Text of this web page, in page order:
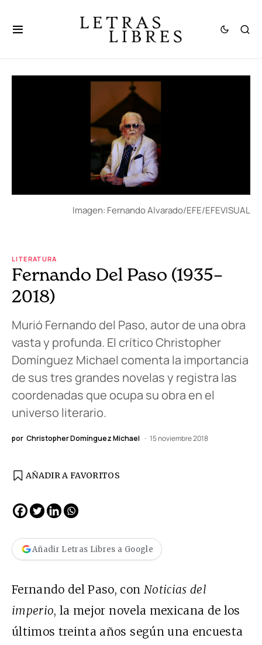
Imagen: Fernando Alvarado/EFE/EFEVISUAL
LITERATURA
Fernando Del Paso (1935–
2018)
Murió Fernando del Paso, autor de una obra
vasta y profunda. El crítico Christopher
Domínguez Michael comenta la importancia
de sus tres grandes novelas y registra las
coordenadas que ocupa su obra en el
universo literario.
por Christopher Domínguez Michael 15 noviembre 2018
AÑADIR A FAVORITOS
Añadir Letras Libres a Google
Fernando del Paso, con Noticias del
imperio, la mejor novela mexicana de los
últimos treinta años según una encuesta